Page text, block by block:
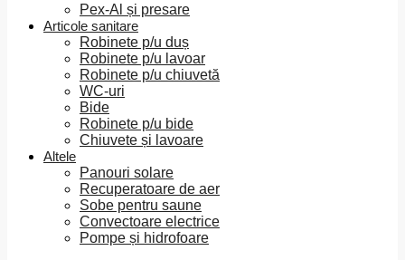
Pex-Al și presare
Articole sanitare
Robinete p/u duș
Robinete p/u lavoar
Robinete p/u chiuvetă
WC-uri
Bide
Robinete p/u bide
Chiuvete și lavoare
Altele
Panouri solare
Recuperatoare de aer
Sobe pentru saune
Convectoare electrice
Pompe și hidrofoare